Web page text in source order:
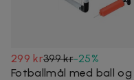
299 kr399 kr-25%
Fotballmål med ball